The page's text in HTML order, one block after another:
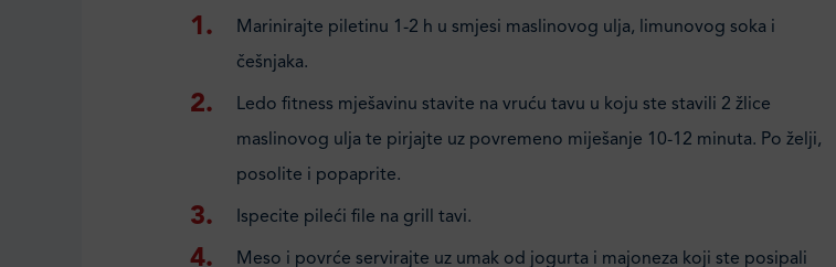
Marinirajte piletinu 1-2 h u smjesi maslinovog ulja, limunovog soka i
češnjaka.
Ledo fitness mješavinu stavite na vruću tavu u koju ste stavili 2 žlice
maslinovog ulja te pirjajte uz povremeno miješanje 10-12 minuta. Po želji,
posolite i popaprite.
Ispecite pileći file na grill tavi.
Meso i povrće servirajte uz umak od jogurta i majoneza koji ste posipali